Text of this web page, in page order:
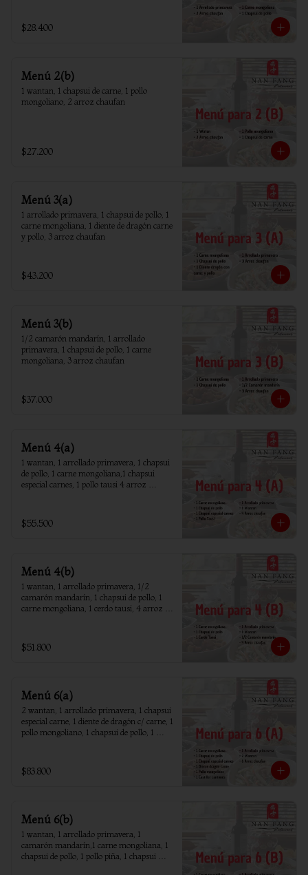
$28.400
Menú 2(b)
1 wantan, 1 chapsui de carne, 1 pollo
mongoliano, 2 arroz chaufan
$27.200
Menú 3(a)
1 arrollado primavera, 1 chapsui de pollo, 1
carne mongoliana, 1 diente de dragón carne
y pollo, 3 arroz chaufan
$43.200
Menú 3(b)
1/2 camarón mandarín, 1 arrollado
primavera, 1 chapsui de pollo, 1 carne
mongoliana, 3 arroz chaufan
$37.000
Menú 4(a)
1 wantan, 1 arrollado primavera, 1 chapsui
de pollo, 1 carne mongoliana,1 chapsui
especial carnes, 1 pollo tausi 4 arroz
$55.500
Menú 4(b)
1 wantan, 1 arrollado primavera, 1/2
camarón mandarín, 1 chapsui de pollo, 1
carne mongoliana, 1 cerdo tausi, 4 arroz
$51.800
Menú 6(a)
2 wantan, 1 arrollado primavera, 1 chapsui
especial carne, 1 diente de dragón c/ carne, 1
pollo mongoliano, 1 chapsui de pollo, 1
$83.800
Menú 6(b)
1 wantan, 1 arrollado primavera, 1
camarón mandarín,1 carne mongoliana, 1
chapsui de pollo, 1 pollo piña, 1 chapsui